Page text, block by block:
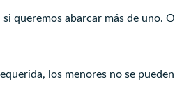
queremos abarcar más de uno.
los menores no se